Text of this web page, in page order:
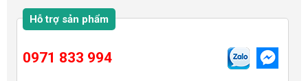
Hỗ trợ sản phẩm
0971 833 994